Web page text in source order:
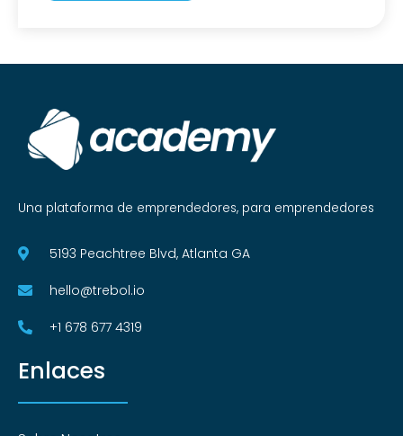
Una plataforma de emprendedores, para emprendedores
5193 Peachtree Blvd, Atlanta GA
hello@trebol.io
+1 678 677 4319
Enlaces